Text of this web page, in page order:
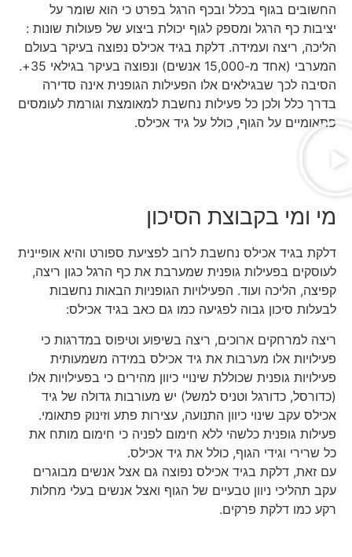
החשובים בגוף בכלל ובכף הרגל בפרט כי הוא שומר על
יציבות כף הרגל ומספק לגוף יכולת ביצוע של פעולות שונות :
הליכה, ריצה ועמידה. דלקת בגיד אכילס נפוצה בעיקר בעולם
המערבי (אחד מ-15,000 אנשים) ונפוצה בעיקר בגילאי 35+.
הסיבה לכך שבגילאים אלו הפעילות הגופנית אינה סדירה
בדרך כלל ולכן כל פעילות נחשבת למאומצת וגורמת לעומסים
פתאומיים על הגוף, כולל על גיד אכילס.
מי ומי בקבוצת הסיכון
דלקת בגיד אכילס נחשבת לרוב לפציעת ספורט והיא אופיינית
לעוסקים בפעילות גופנית שמערבת את כף הרגל כגון ריצה,
קפיצה, הליכה ועוד. הפעילויות הגופניות הבאות נחשבות
לבעלות סיכון גבוה לפגיעה כמו גם כאב בגיד אכילס:
ריצה למרחקים ארוכים, ריצה בשיפוע וטיפוס במדרגות כי
פעילויות אלו מערבות את גיד אכילס במידה משמעותית
פעילויות גופנית שכוללת שינויי כיוון מהירים כי בפעילויות אלו
(כדורסל, כדורגל וטניס למשל) יש מעורבות גדולה של גיד
אכילס עקב שינוי כיוון התנועה, עצירות פתע וזינוק פתאומי.
פעילות גופנית כלשהי ללא חימום לפניה כי חימום מותח את
כל שרירי וגידי הגוף, כולל את גיד אכילס.
עם זאת, דלקת בגיד אכילס נפוצה גם אצל אנשים מבוגרים
עקב תהליכי ניוון טבעיים של הגוף ואצל אנשים בעלי מחלות
רקע כמו דלקת פרקים.